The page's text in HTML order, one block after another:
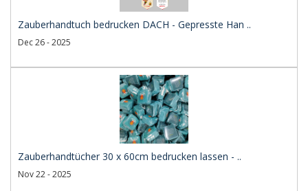
Zauberhandtuch bedrucken DACH - Gepresste Han ..
Dec 26 - 2025
Zauberhandtücher 30 x 60cm bedrucken lassen - ..
Nov 22 - 2025